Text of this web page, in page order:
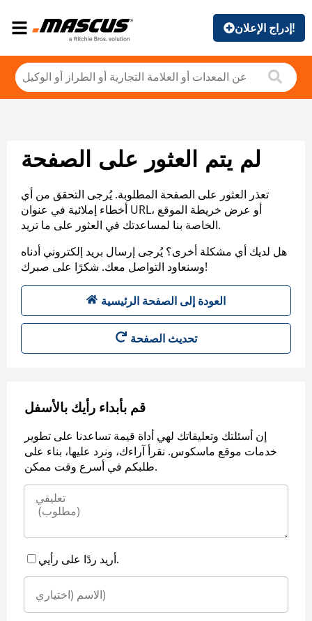
إدراج الإعلان!
لم يتم العثور على الصفحة
تعذر العثور على الصفحة المطلوبة. يُرجى التحقق من أي
أخطاء إملائية في عنوان URL، أو عرض خريطة الموقع
الخاصة بنا لمساعدتك في العثور على ما تريد.
هل لديك أي مشكلة أخرى؟ يُرجى إرسال بريد إلكتروني أدناه
وسنعاود التواصل معك. شكرًا على صبرك!
العودة إلى الصفحة الرئيسية
تحديث الصفحة
قم بأبداء رأيك بالأسفل
إن أسئلتك وتعليقاتك لهي أداة قيمة تساعدنا على تطوير
خدمات موقع ماسكوس. نقرأ آراءك، ونرد عليها، بناء على
طلبكم في أسرع وقت ممكن.
أريد ردًا على رأيي.